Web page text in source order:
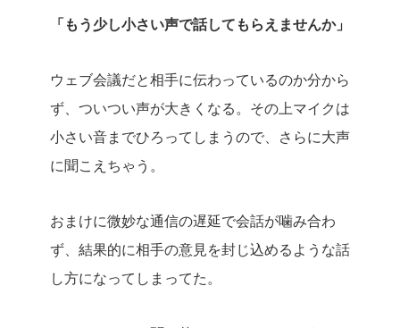
「もう少し小さい声で話してもらえませんか」
ウェブ会議だと相手に伝わっているのか分から
ず、ついつい声が大きくなる。その上マイクは
小さい音までひろってしまうので、さらに大声
に聞こえちゃう。
おまけに微妙な通信の遅延で会話が噛み合わ
ず、結果的に相手の意見を封じ込めるような話
し方になってしまってた。